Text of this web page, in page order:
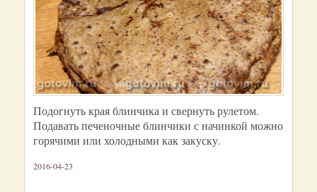
Подогнуть края блинчика и свернуть рулетом.
Подавать печеночные блинчики с начинкой можно
горячими или холодными как закуску.
2016-04-23